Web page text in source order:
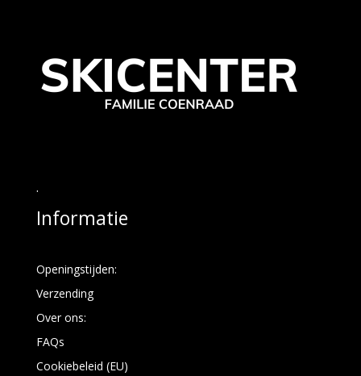
.
Informatie
Openingstijden:
Verzending
Over ons:
FAQs
Cookiebeleid (EU)